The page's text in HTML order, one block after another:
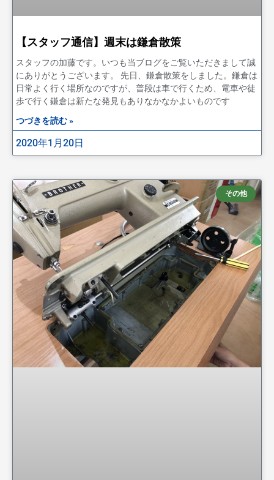
【スタッフ通信】週末は鎌倉散策
スタッフの加藤です。いつも当ブログをご覧いただきまして誠
にありがとうございます。 先日、鎌倉散策をしました。鎌倉は
日常よく行く場所なのですが、普段は車で行くため、電車や徒
歩で行く鎌倉は新たな発見もありなかなかよいものです
つづきを読む »
2020年1月20日
その他